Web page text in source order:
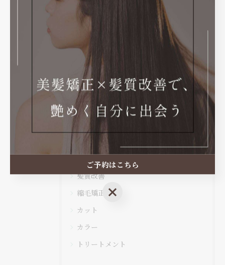
< 前のページ 次のページ >
関連タグ
#髪質改善
カテゴリー
全てのカテゴリー
髪質改善
縮毛矯正
カット
カラー
トリートメント
ご予約はこちら
ご予約はこちら